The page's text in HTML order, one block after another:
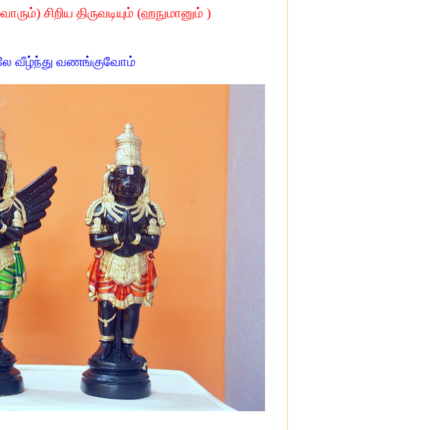
சிறிய திருவடியும் (ஹநுமானும் )
வீழ்ந்து வணங்குவோம்